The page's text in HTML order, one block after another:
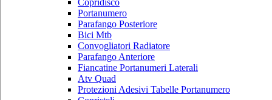
Portanumero
Parafango Posteriore
Bici Mtb
Convogliatori Radiatore
Parafango Anteriore
Fiancatine Portanumeri Laterali
Atv Quad
Protezioni Adesivi Tabelle Portanumero